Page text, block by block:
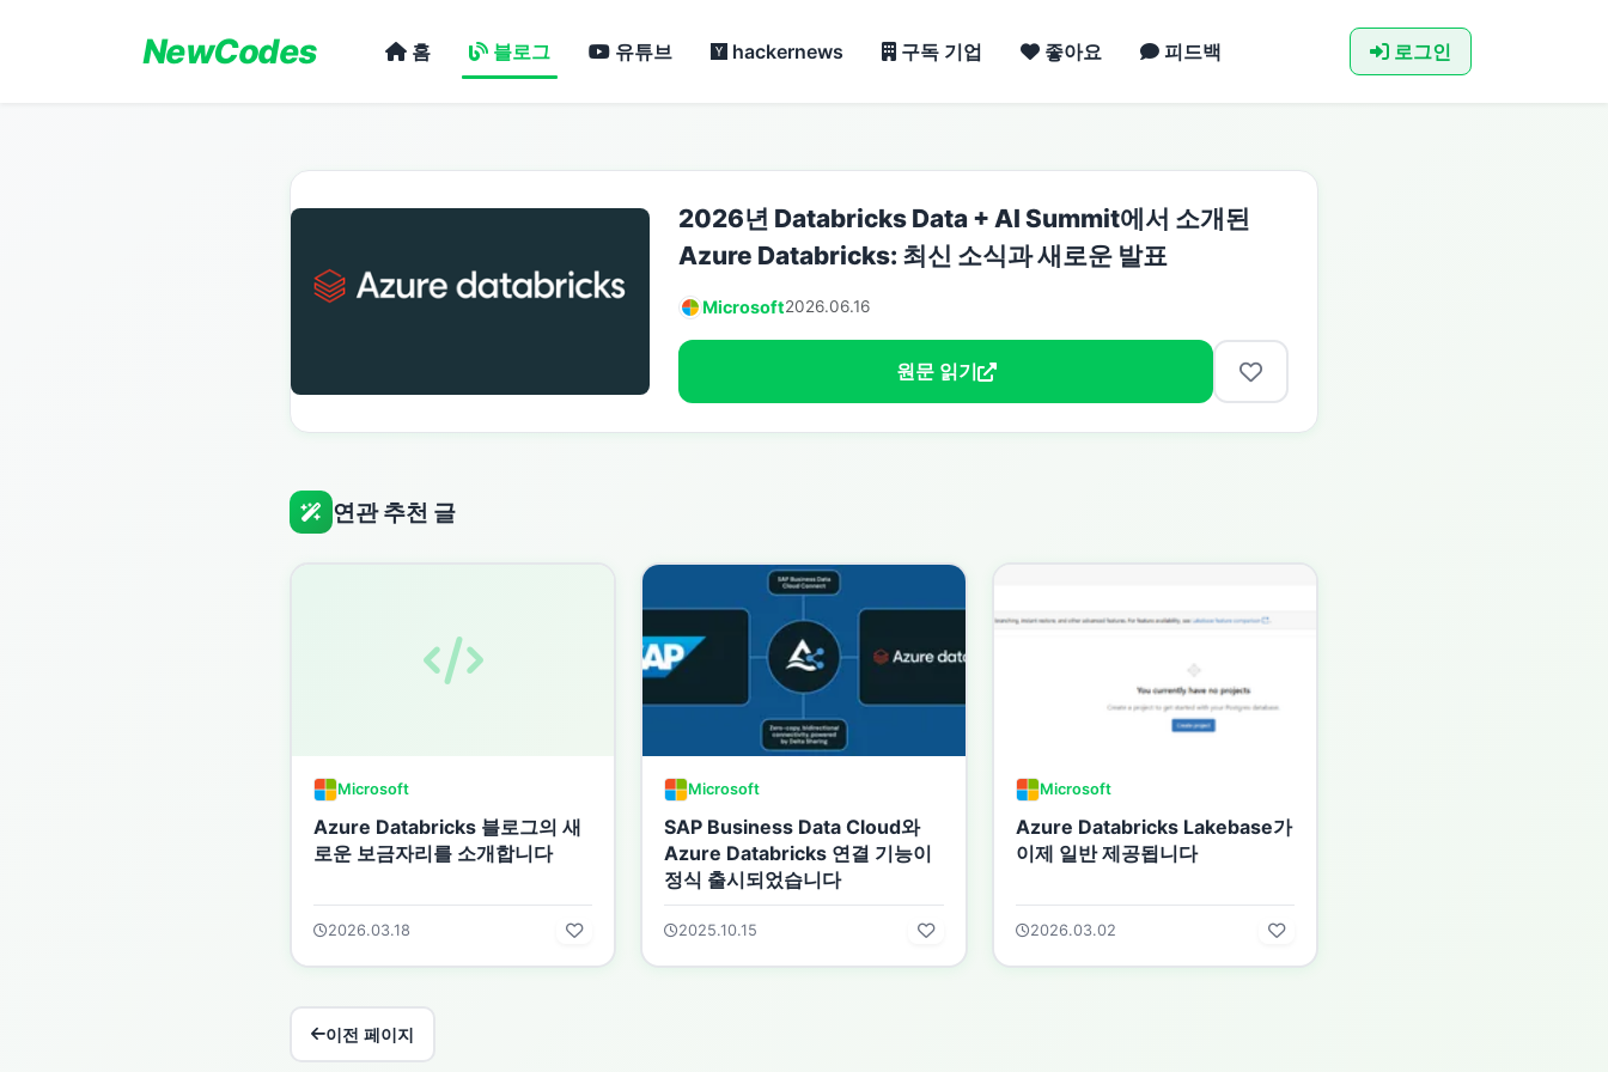
NewCodes 홈 블로그 유튜브 hackernews 구독 기업 좋아요 피드백 로그인
2026년 Databricks Data + AI Summit에서 소개된
Azure Databricks: 최신 소식과 새로운 발표
Microsoft2026.06.16
원문 읽기
연관 추천 글
Microsoft
Azure Databricks 블로그의 새
로운 보금자리를 소개합니다
2026.03.18
Microsoft
SAP Business Data Cloud와
Azure Databricks 연결 기능이
정식 출시되었습니다
2025.10.15
Microsoft
Azure Databricks Lakebase가
이제 일반 제공됩니다
2026.03.02
이전 페이지